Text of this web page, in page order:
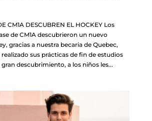
CM1A DESCUBREN EL HOCKEY Los
de CM1A descubrieron un nuevo
gracias a nuestra becaria de Quebec,
realizado sus prácticas de fin de estudios
gran descubrimiento, a los niños les...